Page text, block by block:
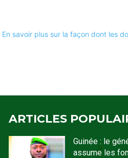
En savoir plus sur la façon dont les
ARTICLES
Guinée : le
assume les